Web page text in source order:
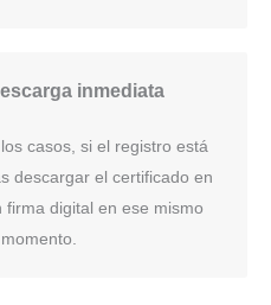
inmediata
casos, si el registro está
descargar el certificado en
firma digital en ese mismo
momento.